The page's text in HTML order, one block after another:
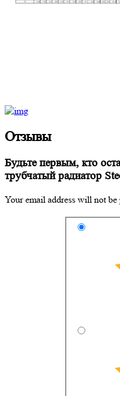
Отзывы
Будьте первым, кто
трубчатый радиатор
Your email address will not be